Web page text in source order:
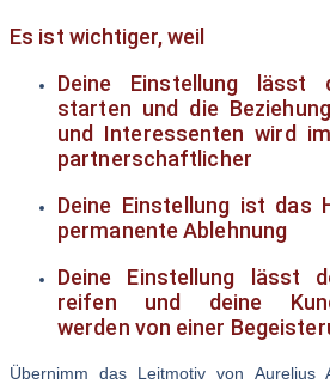
Es ist wichtiger, weil
Deine Einstellung lässt
starten und die
und Interessenten wird
partnerschaftlicher
Deine Einstellung ist das
permanente Ablehnung
Deine Einstellung lässt
reifen und deine
werden von einer
Übernimm das Leitmotiv von Aurelius